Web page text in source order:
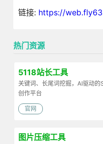
链接: https://
热门资源
5118站长工具
关键词、长尾词挖掘，AI驱动的
创作平台
官网
图片压缩工具